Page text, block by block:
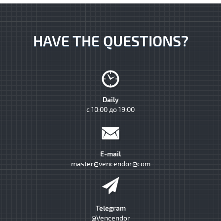
HAVE THE QUESTIONS?
Daily
с 10:00 до 19:00
E-mail
master@vencendor@com
Telegram
@Vencendor